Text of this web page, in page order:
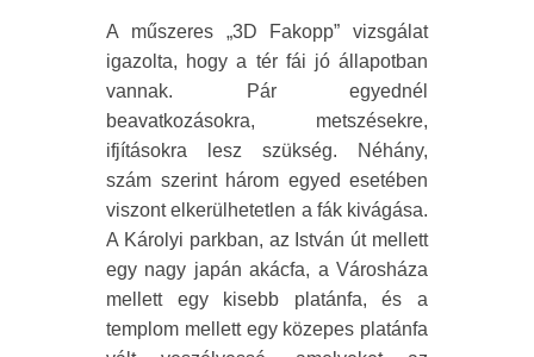
A műszeres „3D Fakopp” vizsgálat
igazolta, hogy a tér fái jó állapotban
vannak. Pár egyednél
beavatkozásokra, metszésekre,
ifjításokra lesz szükség. Néhány,
szám szerint három egyed esetében
viszont elkerülhetetlen a fák kivágása.
A Károlyi parkban, az István út mellett
egy nagy japán akácfa, a Városháza
mellett egy kisebb platánfa, és a
templom mellett egy közepes platánfa